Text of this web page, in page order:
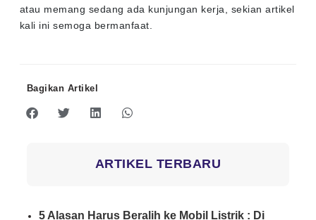
atau memang sedang ada kunjungan kerja, sekian artikel
kali ini semoga bermanfaat.
Bagikan Artikel
ARTIKEL TERBARU
5 Alasan Harus Beralih ke Mobil Listrik : Di